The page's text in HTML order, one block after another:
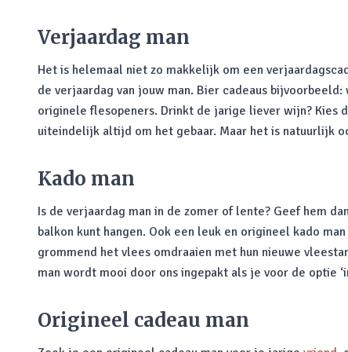
Verjaardag man
Het is helemaal niet zo makkelijk om een
de verjaardag van jouw man. Bier cadeaus
originele flesopeners. Drinkt de jarige liever wijn? Kies
uiteindelijk altijd om het gebaar. Maar het is natuurlijk
Kado man
Is de verjaardag man in de zomer of lente? Geef hem
balkon kunt hangen. Ook een leuk en origineel kado
grommend het vlees omdraaien met hun nieuwe
man wordt mooi door ons ingepakt als je voor de optie
Origineel cadeau man